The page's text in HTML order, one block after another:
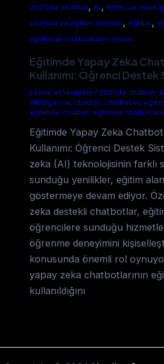
2025de chatbot, AI, Artifical
chatbot ve eğitim sektörü, eğitim,
eğitimde chatbotların önemi
Eğitimde Yapay Zeka
Kullanımı: Öğrenci Destek
Leave a Comment / 2025de chatbot,
Intelligence
chatbot, chatbot ve
eğitimde chatbot, eğitimde
Eğitimde Yapay Zeka
Kullanımı: Öğrenci Destek
zeka (AI) teknolojisinin farklı
sunduğu yenilikler, eğitim
göstermeye devam ediyor.
zeka destekli chatbotlar,
öğrencilere sunduğu
öğrenme deneyimini
konusunda önemli rol
yapay zeka chatbotlarının
kullanıldığını